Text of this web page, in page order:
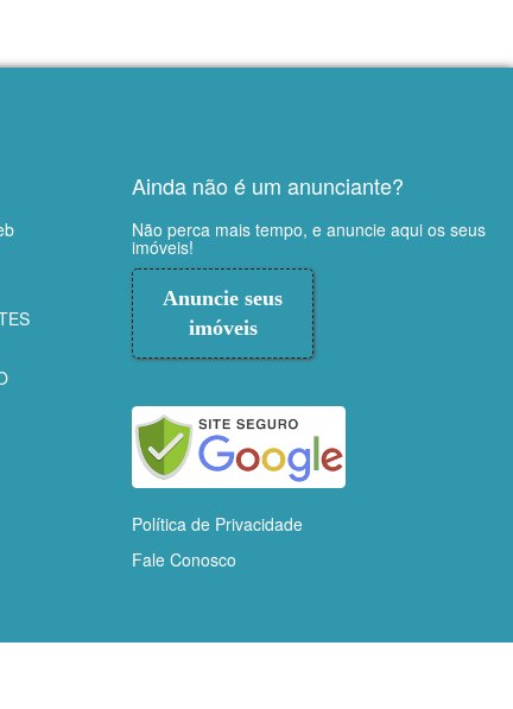
Ainda não é um anunciante?
Não perca mais tempo, e anuncie aqui os seus
imóveis!
Anuncie seus
imóveis
Política de Privacidade
Fale Conosco